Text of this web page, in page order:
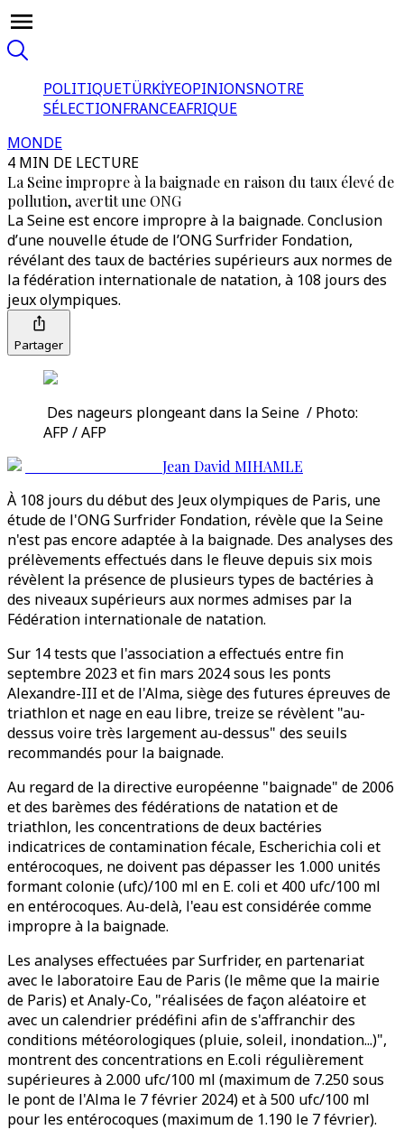
POLITIQUETÜRKİYEOPINIONSNOTRE
SÉLECTIONFRANCEAFRIQUE
MONDE
4 MIN DE LECTURE
La Seine impropre à la baignade en raison du taux élevé de
pollution, avertit une ONG
La Seine est encore impropre à la baignade. Conclusion
d’une nouvelle étude de l’ONG Surfrider Fondation,
révélant des taux de bactéries supérieurs aux normes de
la fédération internationale de natation, à 108 jours des
jeux olympiques.
Partager
Des nageurs plongeant dans la Seine / Photo:
AFP / AFP
Jean David MIHAMLE
À 108 jours du début des Jeux olympiques de Paris, une
étude de l'ONG Surfrider Fondation, révèle que la Seine
n'est pas encore adaptée à la baignade. Des analyses des
prélèvements effectués dans le fleuve depuis six mois
révèlent la présence de plusieurs types de bactéries à
des niveaux supérieurs aux normes admises par la
Fédération internationale de natation.
Sur 14 tests que l'association a effectués entre fin
septembre 2023 et fin mars 2024 sous les ponts
Alexandre-III et de l'Alma, siège des futures épreuves de
triathlon et nage en eau libre, treize se révèlent "au-
dessus voire très largement au-dessus" des seuils
recommandés pour la baignade.
Au regard de la directive européenne "baignade" de 2006
et des barèmes des fédérations de natation et de
triathlon, les concentrations de deux bactéries
indicatrices de contamination fécale, Escherichia coli et
entérocoques, ne doivent pas dépasser les 1.000 unités
formant colonie (ufc)/100 ml en E. coli et 400 ufc/100 ml
en entérocoques. Au-delà, l'eau est considérée comme
impropre à la baignade.
Les analyses effectuées par Surfrider, en partenariat
avec le laboratoire Eau de Paris (le même que la mairie
de Paris) et Analy-Co, "réalisées de façon aléatoire et
avec un calendrier prédéfini afin de s'affranchir des
conditions météorologiques (pluie, soleil, inondation...)",
montrent des concentrations en E.coli régulièrement
supérieures à 2.000 ufc/100 ml (maximum de 7.250 sous
le pont de l'Alma le 7 février 2024) et à 500 ufc/100 ml
pour les entérocoques (maximum de 1.190 le 7 février).